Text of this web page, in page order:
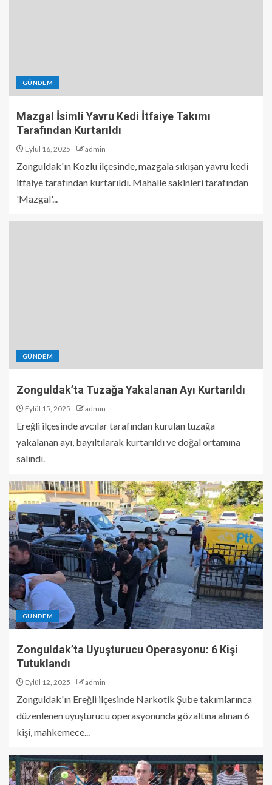
GÜNDEM
Mazgal İsimli Yavru Kedi İtfaiye Takımı
Tarafından Kurtarıldı
Eylül 16, 2025 admin
Zonguldak'ın Kozlu ilçesinde, mazgala sıkışan yavru kedi
itfaiye tarafından kurtarıldı. Mahalle sakinleri tarafından
'Mazgal'...
GÜNDEM
Zonguldak’ta Tuzağa Yakalanan Ayı Kurtarıldı
Eylül 15, 2025 admin
Ereğli ilçesinde avcılar tarafından kurulan tuzağa
yakalanan ayı, bayıltılarak kurtarıldı ve doğal ortamına
salındı.
GÜNDEM
Zonguldak’ta Uyuşturucu Operasyonu: 6 Kişi
Tutuklandı
Eylül 12, 2025 admin
Zonguldak'ın Ereğli ilçesinde Narkotik Şube takımlarınca
düzenlenen uyuşturucu operasyonunda gözaltına alınan 6
kişi, mahkemece...